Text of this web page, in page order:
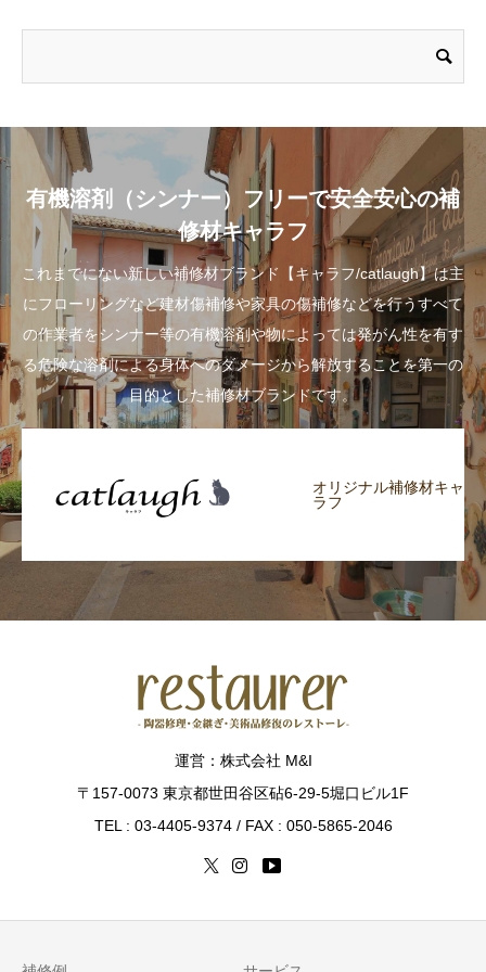
有機溶剤（シンナー）フリーで安全安心の補
修材キャラフ
これまでにない新しい補修材ブランド【キャラフ/catlaugh】は主
にフローリングなど建材傷補修や家具の傷補修などを行うすべて
の作業者をシンナー等の有機溶剤や物によっては発がん性を有す
る危険な溶剤による身体へのダメージから解放することを第一の
目的とした補修材ブランドです。
オリジナル補修材キャ
ラフ
運営：株式会社 M&I
〒157-0073 東京都世田谷区砧6-29-5堀口ビル1F
TEL : 03-4405-9374 / FAX : 050-5865-2046